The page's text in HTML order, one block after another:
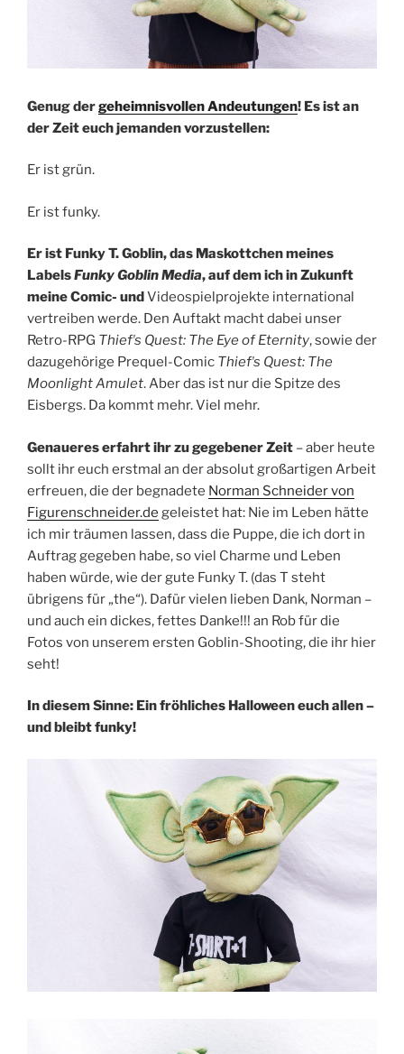
Genug dergeheimnisvollen Andeutungen! Es ist an
der Zeit euch jemanden vorzustellen:
Er ist grün.
Er ist funky.
Er ist Funky T. Goblin, das Maskottchen meines
LabelsFunky GoblinMedia, auf dem ich in Zukunft
meine Comic- undVideospielprojekte international
vertreiben werde. Den Auftakt macht dabei unser
Retro-RPG Thiefʼs Quest: The Eye of Eternity, sowie der
dazugehörige Prequel-Comic Thiefʼs Quest: The
Moonlight Amulet. Aber das ist nur die Spitze des
Eisbergs. Da kommt mehr. Viel mehr.
Genaueres erfahrt ihr zu gegebener Zeit – aber heute
sollt ihr euch erstmal an der absolut großartigen Arbeit
erfreuen, die der begnadete Norman Schneider von
Figurenschneider.de geleistet hat: Nie im Leben hätte
ich mir träumen lassen, dass die Puppe, die ich dort in
Auftrag gegeben habe, so viel Charme und Leben
haben würde, wie der gute Funky T. (das T steht
übrigens für „the“). Dafür vielen lieben Dank, Norman –
und auch ein dickes, fettes Danke!!! an Rob für die
Fotos von unserem ersten Goblin-Shooting, die ihr hier
seht!
In diesem Sinne: Ein fröhliches Halloween euch allen –
und bleibt funky!